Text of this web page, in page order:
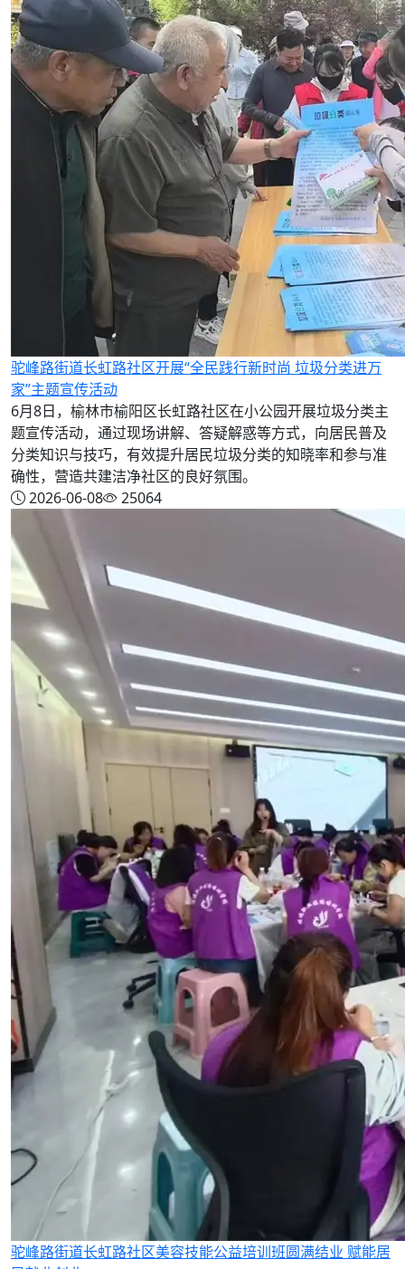
驼峰路街道长虹路社区开展“全民践行新时尚 垃圾分类进万
家”主题宣传活动
6月8日，榆林市榆阳区长虹路社区在小公园开展垃圾分类主
题宣传活动，通过现场讲解、答疑解惑等方式，向居民普及
分类知识与技巧，有效提升居民垃圾分类的知晓率和参与准
确性，营造共建洁净社区的良好氛围。
2026-06-08
25064
驼峰路街道长虹路社区美容技能公益培训班圆满结业 赋能居